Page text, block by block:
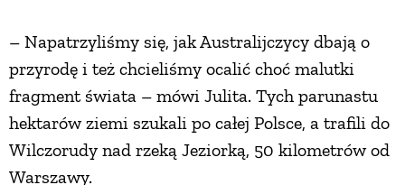
– Napatrzyliśmy się, jak Australijczycy dbają o
przyrodę i też chcieliśmy ocalić choć malutki
fragment świata – mówi Julita. Tych parunastu
hektarów ziemi szukali po całej Polsce, a trafili do
Wilczorudy nad rzeką Jeziorką, 50 kilometrów od
Warszawy.
PRZYSTAWKI
ZUPY
DANIA GŁÓWNE